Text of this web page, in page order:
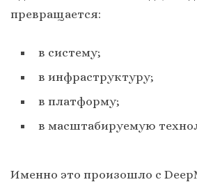
превращается:
в систему;
в инфраструктуру;
в платформу;
в масштабируемую
Именно это произошло с